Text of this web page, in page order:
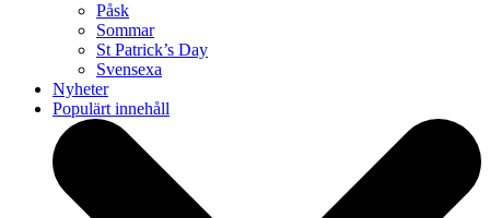
Påsk
Sommar
St Patrick’s Day
Svensexa
Nyheter
Populärt innehåll